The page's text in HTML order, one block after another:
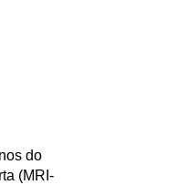
do
(MRI-